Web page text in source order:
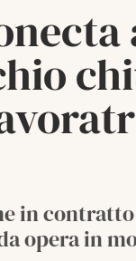
in
opera in